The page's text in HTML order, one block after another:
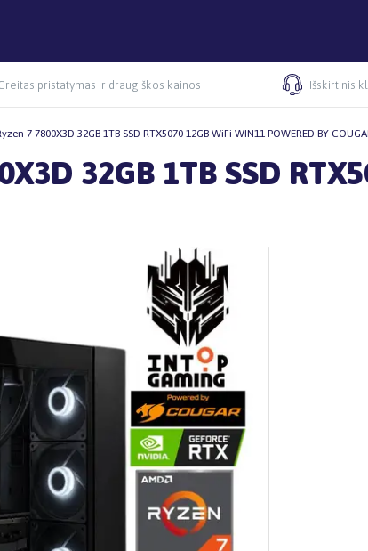
pristatymas ir draugiškos kainos Išskirtinis
7 7800X3D 32GB 1TB SSD RTX5070 12GB WiFi WIN11 POWERED BY
32GB 1TB SSD